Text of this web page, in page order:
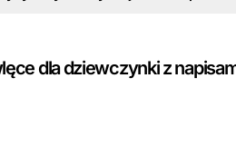
dla dziewczynki z